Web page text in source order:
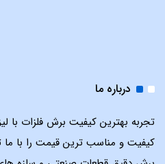
درباره ما
تجربه بهترین کیفیت برش فلزات با
کیفیت و مناسب ترین قیمت را با